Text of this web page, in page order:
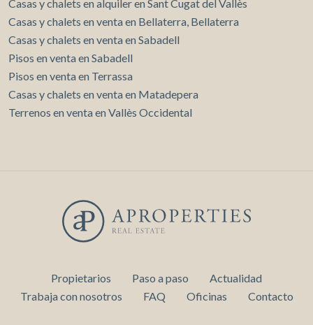
Casas y chalets en alquiler en Sant Cugat del Vallès
Casas y chalets en venta en Bellaterra, Bellaterra
Casas y chalets en venta en Sabadell
Pisos en venta en Sabadell
Pisos en venta en Terrassa
Casas y chalets en venta en Matadepera
Terrenos en venta en Vallès Occidental
Propietarios Paso a paso
Actualidad
Trabaja con nosotros
FAQ Oficinas Contacto